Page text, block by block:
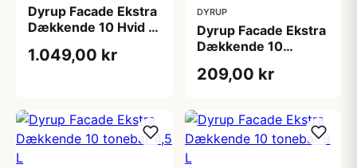
Dyrup Facade Ekstra
Dækkende 10 Hvid 9
1.049,00 kr
DYRUP
Dyrup Facade Ekstra
Dækkende 10
209,00 kr